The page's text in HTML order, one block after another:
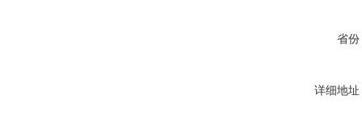
省份
详细地址